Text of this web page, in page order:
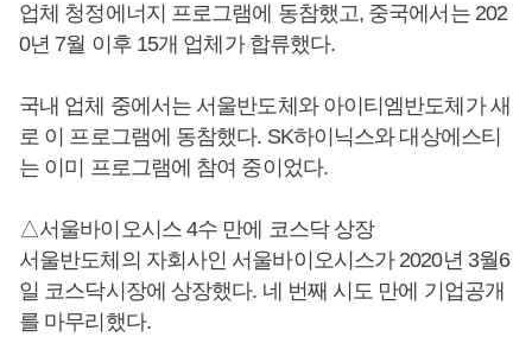
업체 청정에너지 프로그램에 동참했고, 중국에서는 202
0년 7월 이후 15개 업체가 합류했다.
국내 업체 중에서는 서울반도체와 아이티엠반도체가 새
로 이 프로그램에 동참했다. SK하이닉스와 대상에스티
는 이미 프로그램에 참여 중이었다.
△서울바이오시스 4수 만에 코스닥 상장
서울반도체의 자회사인 서울바이오시스가 2020년 3월6
일 코스닥시장에 상장했다. 네 번째 시도 만에 기업공개
를 마무리했다.